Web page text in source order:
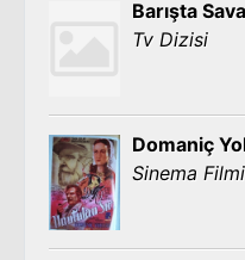
Barışta
Tv Dizisi
Domaniç
Sinema Filmi